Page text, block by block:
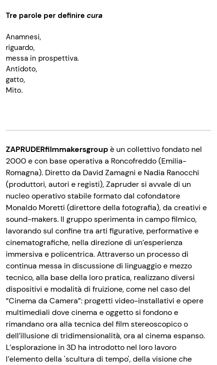
Tre parole per definire cura
Anamnesi,
riguardo,
messa in prospettiva.
Antidoto,
gatto,
Mito.
ZAPRUDERfilmmakersgroupè un collettivo fondato nel
2000 e con base operativa a Roncofreddo (Emilia-
Romagna). Diretto da David Zamagni e Nadia Ranocchi
(produttori, autori e registi), Zapruder si avvale di un
nucleo operativo stabile formato dal cofondatore
Monaldo Moretti (direttore della fotografia), da creativi e
sound-makers. Il gruppo sperimenta in campo filmico,
lavorando sul confine tra arti figurative, performative e
cinematografiche, nella direzione di un’esperienza
immersiva e policentrica. Attraverso un processo di
continua messa in discussione di linguaggio e mezzo
tecnico, alla base della loro pratica, realizzano diversi
dispositivi e modalità di fruizione, come nel caso del
“Cinema da Camera”: progetti video-installativi e opere
multimediali dove cinema e oggetto si fondono e
rimandano ora alla tecnica del film stereoscopico o
dell’illusione di tridimensionalità, ora al cinema espanso.
L’esplorazione in 3D ha introdotto nel loro lavoro
l’elemento della 'scultura di tempo', della visione che